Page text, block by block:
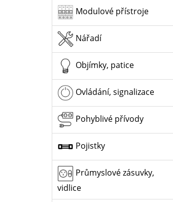
Modulové přístroje
Nářadí
Objímky, patice
Ovládání, signalizace
Pohyblivé přívody
Pojistky
Průmyslové zásuvky,
vidlice